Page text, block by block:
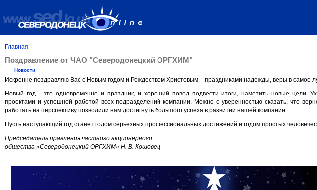
Главная
Поздравление от ЧАО "Северодонецкий ОРГХИМ"
Новости
Искренне поздравляю Вас с Новым годом и Рождеством Христовым – праздниками надежды, веры в самое
Новый год - это одновременно и праздник, и хороший повод подвести итоги, наметить новые
проектами и успешной работой всех подразделений компании. Можно с уверенностью сказать, что
работать на перспективу позволили нам достигнуть большого успеха в развитии нашей компании.
Пусть наступающий год станет годом серьезных профессиональных достижений и годом простых
Председатель правления частного акционерного
общества «Северодонецкий ОРГХИМ» Н. В. Кошовец